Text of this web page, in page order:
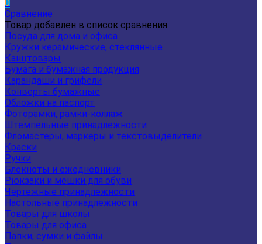
0
Сравнение
Товар добавлен в список сравнения
Посуда для дома и офиса
Кружки керамические, стеклянные
Канцтовары
Бумага и бумажная продукция
Карандаши и грифели
Конверты бумажные
Обложки на паспорт
Фоторамки, рамки-коллаж
Штемпельные принадлежности
Фломастеры, маркеры и текстовыделители
Краски
Ручки
Блокноты и ежедневники
Рюкзаки и мешки для обуви
Чертежные принадлежности
Настольные принадлежности
Товары для школы
Товары для офиса
Папки, сумки и файлы